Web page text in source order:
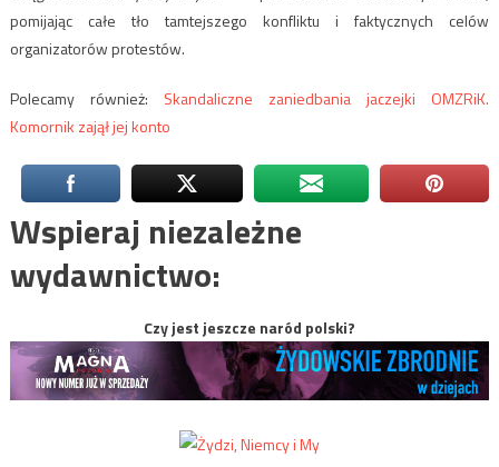
pomijając całe tło tamtejszego konfliktu i faktycznych celów
organizatorów protestów.
Polecamy również: Skandaliczne zaniedbania jaczejki OMZRiK.
Komornik zajął jej konto
Wspieraj niezależne
wydawnictwo:
Czy jest jeszcze naród polski?